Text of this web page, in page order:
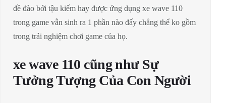
đề đào bới tậu kiếm hay được ứng dụng xe wave 110
trong game vẫn sinh ra 1 phần nào đấy chẳng thể ko gồm
trong trải nghiệm chơi game của họ.
xe wave 110 cũng như Sự
Tưởng Tượng Của Con Người